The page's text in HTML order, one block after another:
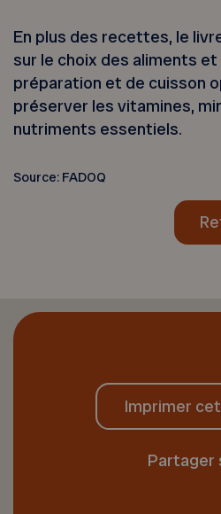
En plus des recettes, le
sur le choix des aliments
préparation et de cuisson
préserver les vitamines,
nutriments essentiels.
Source: FADOQ
Imprimer
Partager